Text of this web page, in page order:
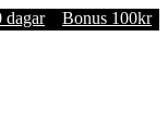
dagar Bonus 100kr